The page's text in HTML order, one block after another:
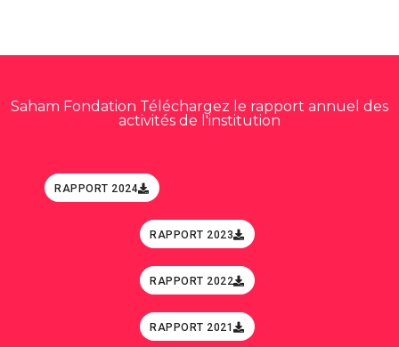
Saham Fondation Téléchargez le rapport annuel des
activités de l'institution
RAPPORT 2024
RAPPORT 2023
RAPPORT 2022
RAPPORT 2021